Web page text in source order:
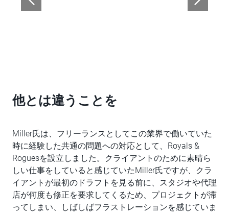
他とは違うことを
Miller氏は、フリーランスとしてこの業界で働いていた
時に経験した共通の問題への対応として、Royals &
Roguesを設立しました。クライアントのために素晴ら
しい仕事をしていると感じていたMiller氏ですが、クラ
イアントが最初のドラフトを見る前に、スタジオや代理
店が何度も修正を要求してくるため、プロジェクトが滞
ってしまい、しばしばフラストレーションを感じていま